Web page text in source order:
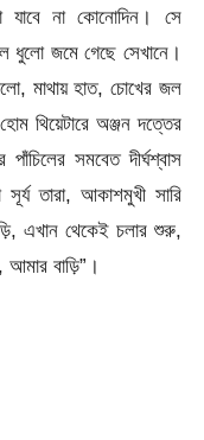
না কোনোদিন। সে
ধুলো জমে গেছে সেখানে।
মাথায় হাত, চোখের জল
থিয়েটারে অঞ্জন দত্তের
সমবেত দীর্ঘশ্বাস
তারা, আকাশমুখী সারি
এখান থেকেই চলার শুরু,
আমার বাড়ি”।